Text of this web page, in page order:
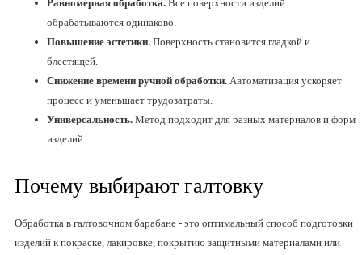
Равномерная обработка. Все поверхности изделий
обрабатываются одинаково.
Повышение эстетики. Поверхность становится гладкой и
блестящей.
Снижение времени ручной обработки. Автоматизация ускоряет
процесс и уменьшает трудозатраты.
Универсальность. Метод подходит для разных материалов и форм
изделий.
Почему выбирают галтовку
Обработка в галтовочном барабане - это оптимальный способ подготовки
изделий к покраске, лакировке, покрытию защитными материалами или